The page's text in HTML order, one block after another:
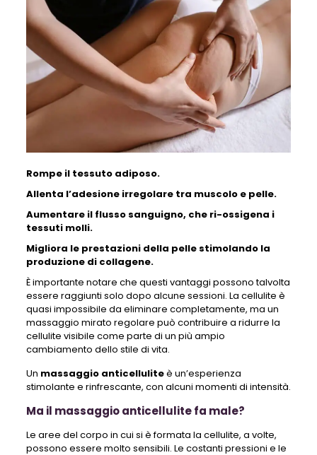
Rompe il tessuto adiposo.
Allenta l’adesione irregolare tra muscolo e pelle.
Aumentare il flusso sanguigno, che ri-ossigena i
tessuti molli.
Migliora le prestazioni della pelle stimolando la
produzione di collagene.
È importante notare che questi vantaggi possono talvolta
essere raggiunti solo dopo alcune sessioni. La cellulite è
quasi impossibile da eliminare completamente, ma un
massaggio mirato regolare può contribuire a ridurre la
cellulite visibile come parte di un più ampio
cambiamento dello stile di vita.
Un massaggio anticelluliteè un’esperienza
stimolante e rinfrescante, con alcuni momenti di intensità.
Ma il massaggio anticellulite fa male?
Le aree del corpo in cui si è formata la cellulite, a volte,
possono essere molto sensibili. Le costanti pressioni e le